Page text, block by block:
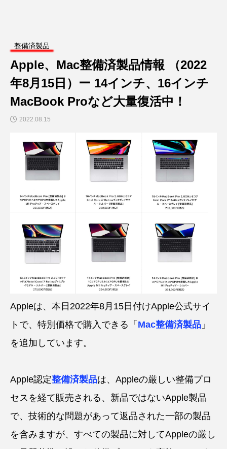
整備済製品
Apple、Mac整備済製品情報 （2022
年8月15日）ー 14インチ、16インチ
MacBook Proなど大量復活中！
2022.08.15
Appleは、本日2022年8月15日付けApple公式サイ
トで、特別価格で購入できる「 Mac整備済製品 」
を追加しています。
Apple認定整備済製品は、Appleの厳しい整備プロ
セスを経て販売される、新品ではないApple製品
で、技術的な問題があって返品された一部の製品
を含みますが、すべての製品に対してAppleの厳し